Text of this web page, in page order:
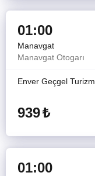
01:00
Manavgat
Manavgat Otogarı
Enver Geçgel Turizm
939₺
01:00